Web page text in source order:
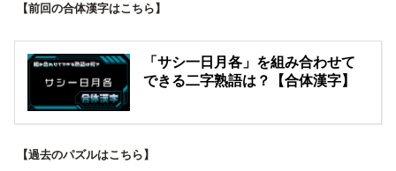
【前回の合体漢字はこちら】
「サシ一日月各」を組み合わせて
できる二字熟語は？【合体漢字】
【過去のパズルはこちら】